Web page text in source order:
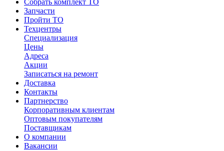
Собрать комплект ТО
Запчасти
Пройти ТО
Техцентры
Специализация
Цены
Адреса
Акции
Записаться на ремонт
Доставка
Контакты
Партнерство
Корпоративным клиентам
Оптовым покупателям
Поставщикам
О компании
Вакансии